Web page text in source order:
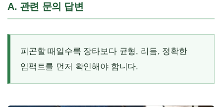
A. 관련 문의 답변
피곤할 때일수록 장타보다 균형, 리듬, 정확한
임팩트를 먼저 확인해야 합니다.